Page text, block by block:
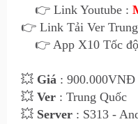
👉 Link Youtube :
👉 Link Tải Ver
👉 App X10 Tốc độ
💥 Giá : 900.000VNĐ
💥 Ver : Trung Quốc
💥 Server : S313 -